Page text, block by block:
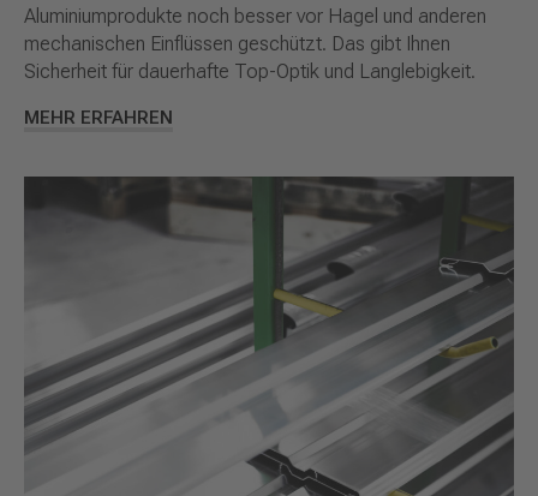
Aluminiumprodukte noch besser vor Hagel und anderen
mechanischen Einflüssen geschützt. Das gibt Ihnen
Sicherheit für dauerhafte Top-Optik und Langlebigkeit.
MEHR ERFAHREN